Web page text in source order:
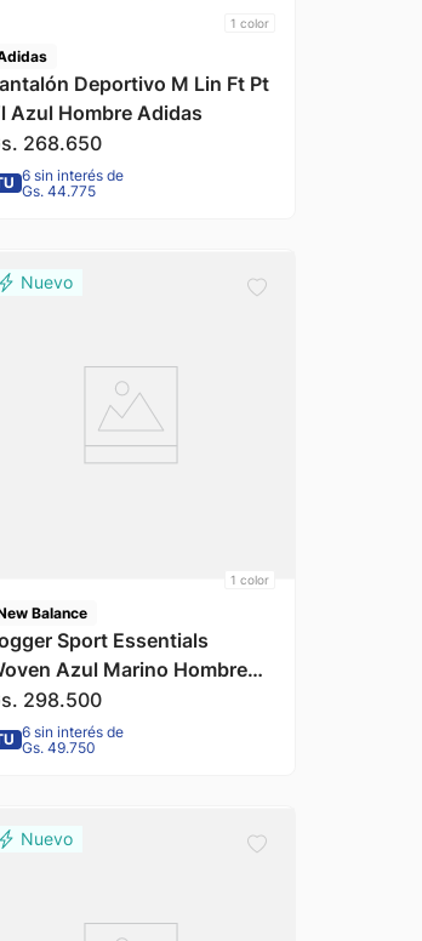
1 color
Deportivo M Lin Ft Pt
Azul Hombre Adidas
268.650
6 sin interés de
Gs. 44.775
1 color
Balance
Sport Essentials
Azul Marino Hombre
Balance
298.500
6 sin interés de
Gs. 49.750